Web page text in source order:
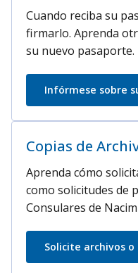
Cuando reciba su
firmarlo. Aprenda
su nuevo pasaporte.
Infórmese sobre
Copias de
Aprenda cómo
como solicitudes de
Consulares de
Solicite archivos